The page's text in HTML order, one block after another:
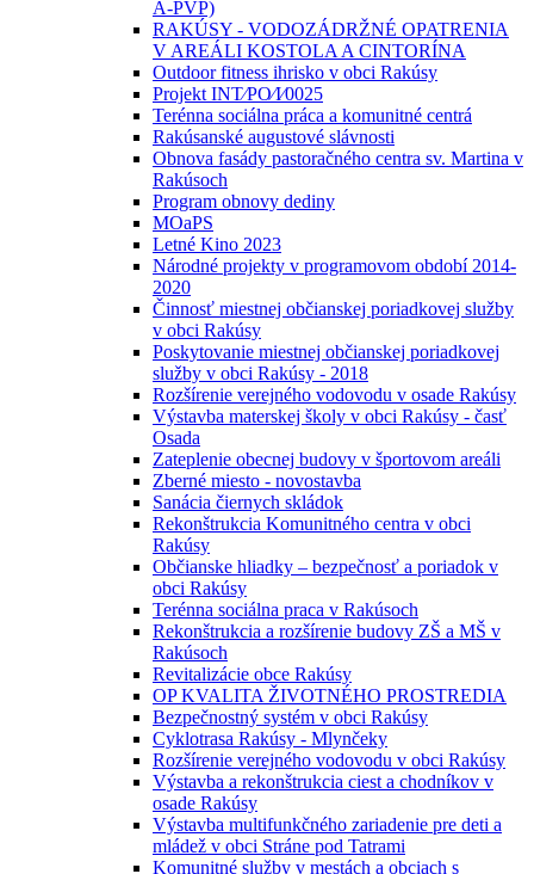
A-PVP)
RAKÚSY - VODOZÁDRŽNÉ OPATRENIA
V AREÁLI KOSTOLA A CINTORÍNA
Outdoor fitness ihrisko v obci Rakúsy
Projekt INT⁄PO⁄I⁄0025
Terénna sociálna práca a komunitné centrá
Rakúsanské augustové slávnosti
Obnova fasády pastoračného centra sv. Martina v
Rakúsoch
Program obnovy dediny
MOaPS
Letné Kino 2023
Národné projekty v programovom období 2014-
2020
Činnosť miestnej občianskej poriadkovej služby
v obci Rakúsy
Poskytovanie miestnej občianskej poriadkovej
služby v obci Rakúsy - 2018
Rozšírenie verejného vodovodu v osade Rakúsy
Výstavba materskej školy v obci Rakúsy - časť
Osada
Zateplenie obecnej budovy v športovom areáli
Zberné miesto - novostavba
Sanácia čiernych skládok
Rekonštrukcia Komunitného centra v obci
Rakúsy
Občianske hliadky – bezpečnosť a poriadok v
obci Rakúsy
Terénna sociálna praca v Rakúsoch
Rekonštrukcia a rozšírenie budovy ZŠ a MŠ v
Rakúsoch
Revitalizácie obce Rakúsy
OP KVALITA ŽIVOTNÉHO PROSTREDIA
Bezpečnostný systém v obci Rakúsy
Cyklotrasa Rakúsy - Mlynčeky
Rozšírenie verejného vodovodu v obci Rakúsy
Výstavba a rekonštrukcia ciest a chodníkov v
osade Rakúsy
Výstavba multifunkčného zariadenie pre deti a
mládež v obci Stráne pod Tatrami
Komunitné služby v mestách a obciach s